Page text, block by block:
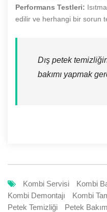
Performans Testleri:
edilir ve herhangi bir sorun
Dış petek
bakımı yapmak
Kombi Servisi Kombi
Kombi Demontajı
Kombi
Petek Temizliği
Petek